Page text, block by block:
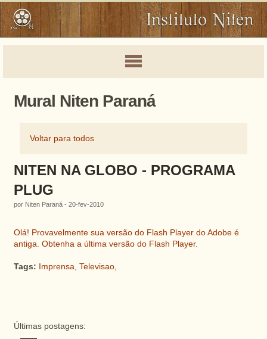
Mural Niten Paraná
Voltar para todos
NITEN NA GLOBO - PROGRAMA
PLUG
por Niten Paraná - 20-fev-2010
Olá! Provavelmente sua versão do Flash Player do Adobe é
antiga. Obtenha a última versão do Flash Player.
Tags: Imprensa, Televisao,
Últimas postagens: